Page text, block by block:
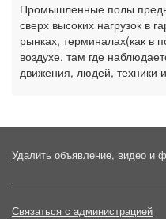
Промышленные полы
сверх высоких нагрузок в
рынках, терминалах(как в
воздухе, там где
движения, людей, техники
Удалить объявление, видео и
Связаться с администрацией